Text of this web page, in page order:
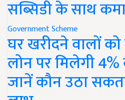
सब्सिडी के साथ
Government Scheme
घर खरीदने वालों को
लोन पर मिलेगी 4%
जानें कौन उठा